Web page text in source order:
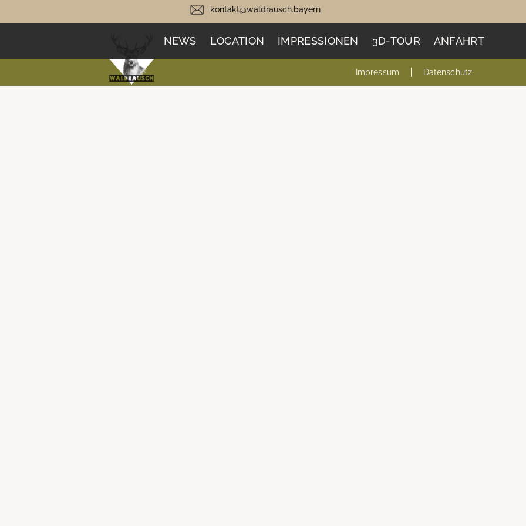
kontakt@waldrausch.bayern
NEWS LOCATION IMPRESSIONEN 3D-TOUR ANFAHRT
Impressum Datenschutz